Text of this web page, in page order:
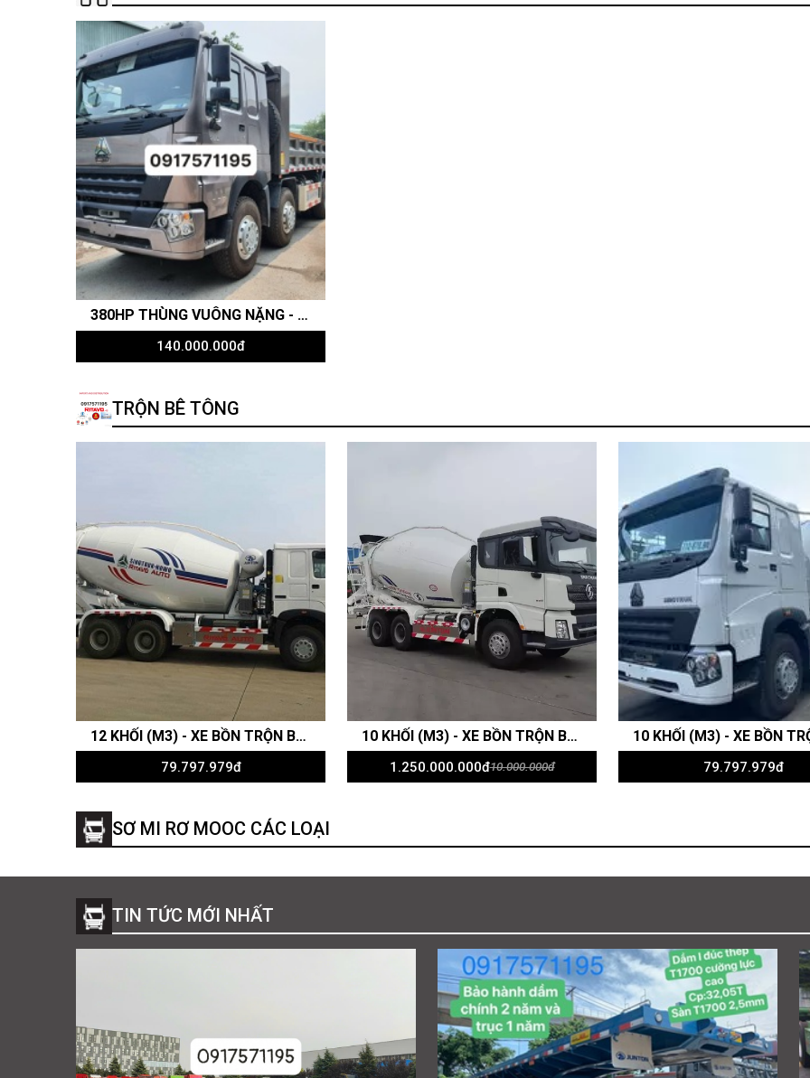
380HP THÙNG VUÔNG NẶNG - XE BEN HOWO 4 CHÂN (8X4) CABIN V7G
140.000.000đ
TRỘN BÊ TÔNG
12 KHỐI (M3) - XE BỒN TRỘN BÊ TÔNG HOWO 380HP - CABIN V7G - RITAVO AUTO
79.797.979đ
10 KHỐI (M3) - XE BỒN TRỘN BÊ TÔNG SHACMAN 350HP - CABIN X3000
1.250.000.000đ10.000.000đ 79.797.979đ
SƠ MI RƠ MOOC CÁC LOẠI
TIN TỨC MỚI NHẤT